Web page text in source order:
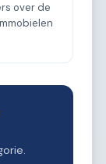
over de